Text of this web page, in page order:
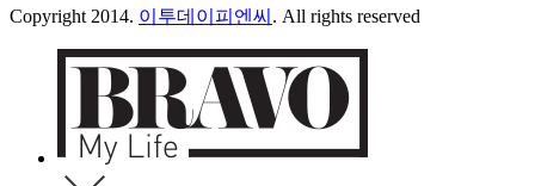
Copyright 2014. 이투데이피엔씨 . All rights reserved